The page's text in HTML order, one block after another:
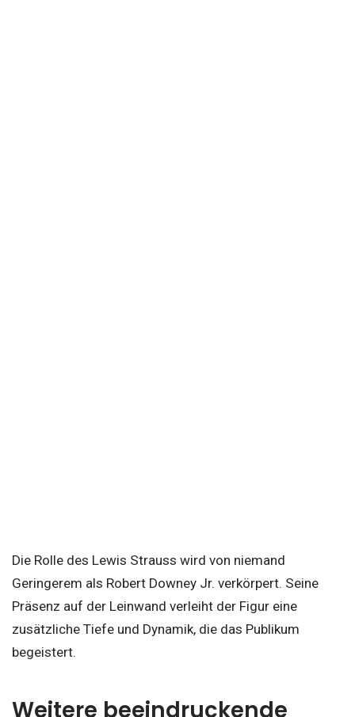
Die Rolle des Lewis Strauss wird von niemand
Geringerem als Robert Downey Jr. verkörpert. Seine
Präsenz auf der Leinwand verleiht der Figur eine
zusätzliche Tiefe und Dynamik, die das Publikum
begeistert.
Weitere beeindruckende